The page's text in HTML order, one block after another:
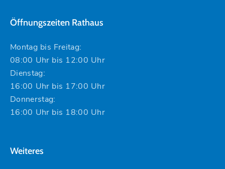
Öffnungszeiten Rathaus
Montag bis Freitag:
08:00 Uhr bis 12:00 Uhr
Dienstag:
16:00 Uhr bis 17:00 Uhr
Donnerstag:
16:00 Uhr bis 18:00 Uhr
Weiteres